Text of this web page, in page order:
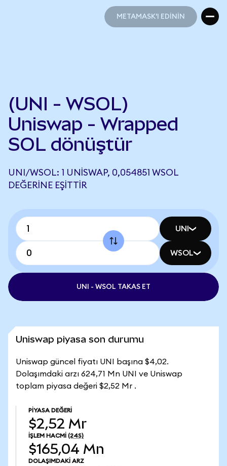
METAMASK'I EDİNİN
(UNI - WSOL)
Uniswap - Wrapped
SOL dönüştür
UNI/WSOL: 1 UNISWAP, 0,054851 WSOL
DEĞERINE EŞITTIR
UNI
WSOL
UNI - WSOL TAKAS ET
Uniswap piyasa son durumu
Uniswap güncel fiyatı UNI başına $4,02.
Dolaşımdaki arzı 624,71 Mn UNI ve Uniswap
toplam piyasa değeri $2,52 Mr .
PIYASA DEĞERI
$2,52 Mr
İŞLEM HACMI (24S)
$165,04 Mn
DOLAŞIMDAKI ARZ